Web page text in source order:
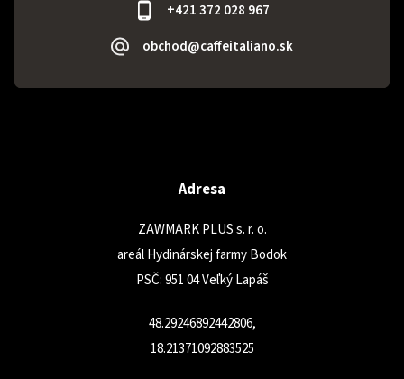
+421 372 028 967
obchod@caffeitaliano.sk
Adresa
ZAWMARK PLUS s. r. o.
areál Hydinárskej farmy Bodok
PSČ: 951 04 Veľký Lapáš
48.29246892442806,
18.21371092883525